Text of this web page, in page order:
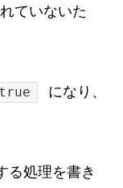
ていないた
true
になり、
る処理を書き